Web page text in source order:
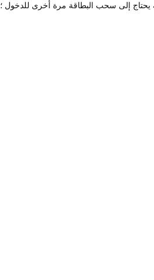
يحتاج إلى سحب البطاقة مرة أخرى للدخول ؛